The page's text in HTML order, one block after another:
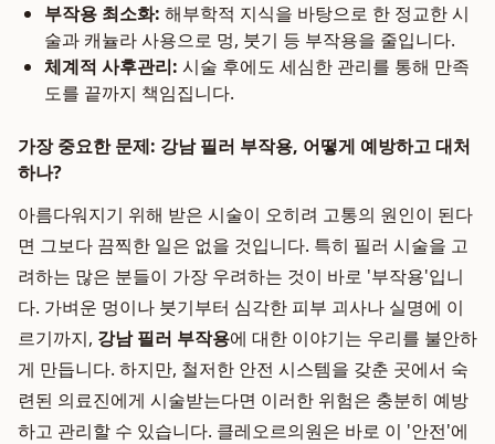
부작용 최소화: 해부학적 지식을 바탕으로 한 정교한 시
술과 캐뉼라 사용으로 멍, 붓기 등 부작용을 줄입니다.
체계적 사후관리: 시술 후에도 세심한 관리를 통해 만족
도를 끝까지 책임집니다.
가장 중요한 문제: 강남 필러 부작용, 어떻게 예방하고 대처
하나?
아름다워지기 위해 받은 시술이 오히려 고통의 원인이 된다
면 그보다 끔찍한 일은 없을 것입니다. 특히 필러 시술을 고
려하는 많은 분들이 가장 우려하는 것이 바로 '부작용'입니
다. 가벼운 멍이나 붓기부터 심각한 피부 괴사나 실명에 이
르기까지, 강남 필러 부작용에 대한 이야기는 우리를 불안하
게 만듭니다. 하지만, 철저한 안전 시스템을 갖춘 곳에서 숙
련된 의료진에게 시술받는다면 이러한 위험은 충분히 예방
하고 관리할 수 있습니다. 클레오르의원은 바로 이 '안전'에